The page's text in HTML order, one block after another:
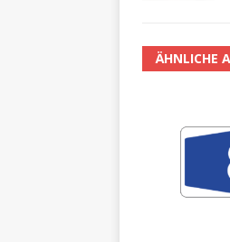
ÄHNLICHE